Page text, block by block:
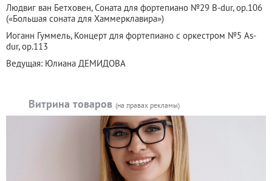
Людвиг ван Бетховен, Соната для фортепиано №29 B-dur, ор.106
(«Большая соната для Хаммерклавира»)
Иоганн Гуммель, Концерт для фортепиано с оркестром №5 As-
dur, ор.113
Ведущая: Юлиана ДЕМИДОВА
Витрина товаров (на правах рекламы)